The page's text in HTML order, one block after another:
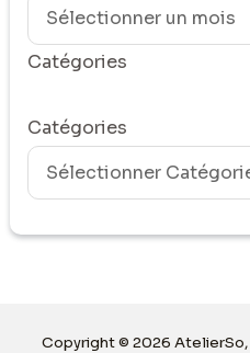
Catégories
Catégories
Copyright © 2026